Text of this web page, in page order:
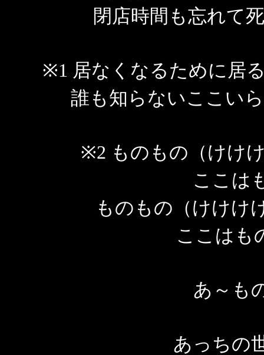
閉店時間も忘れて
※1 居なくなるために居
誰も知らないここい
※2 ものもの（けけ
ここは
ものもの（けけけ
ここはも
あ～も
あっちの